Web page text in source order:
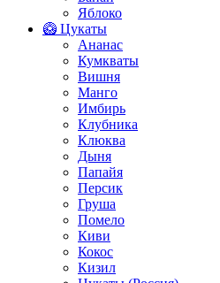
Яблоко
🥝 Цукаты
Ананас
Кумкваты
Вишня
Манго
Имбирь
Клубника
Клюква
Дыня
Папайя
Персик
Груша
Помело
Киви
Кокос
Кизил